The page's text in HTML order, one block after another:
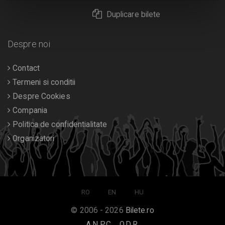
Duplicare bilete
Despre noi
Contact
Termeni si conditii
Despre Cookies
Compania
Politica de confidentialitate
Organizatori
RO EN HU
© 2006 - 2026 Bilete.ro